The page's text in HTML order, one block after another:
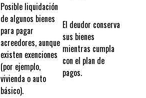
Posible liquidación
de algunos bienes
para pagar
acreedores, aunque
existen exenciones
(por ejemplo,
vivienda o auto
básico).
El deudor conserva
sus bienes
mientras cumpla
con el plan de
pagos.